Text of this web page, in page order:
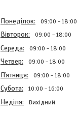
Понеділок 09:00 18:00
Вівторок 09:00 18:00
Середа 09:00 18:00
Четвер 09:00 18:00
Пʼятниця 09:00 18:00
Субота 10:00 16:00
Неділя Вихідний